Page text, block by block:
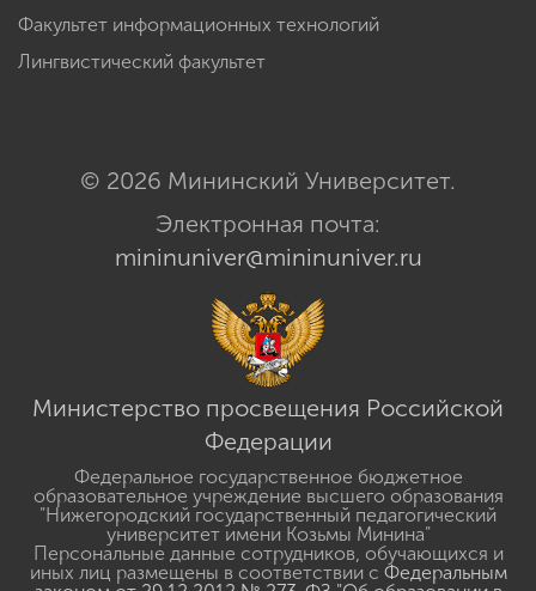
Факультет информационных технологий
Лингвистический факультет
© 2026 Мининский Университет.
Электронная почта:
mininuniver@mininuniver.ru
Министерство просвещения Российской
Федерации
Федеральное государственное бюджетное
образовательное учреждение высшего образования
"Нижегородский государственный педагогический
университет имени Козьмы Минина"
Персональные данные сотрудников, обучающихся и
иных лиц размещены в соответствии с Федеральным